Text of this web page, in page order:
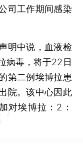
司工作期间感染
中说，血液检
病毒，将于22日
第二例埃博拉患
院。该中心因此
对埃博拉：2：